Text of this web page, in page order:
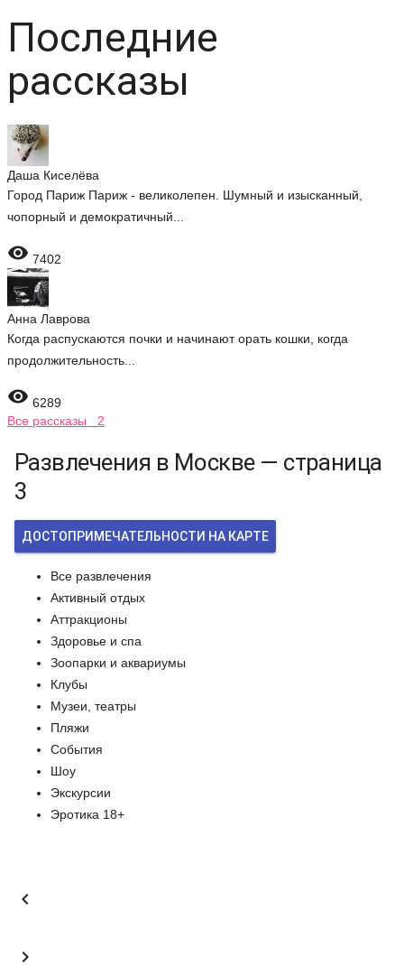
Последние
рассказы
Даша Киселёва
Город Париж Париж - великолепен. Шумный и изысканный,
чопорный и демократичный...
 7402
Анна Лаврова
Когда распускаются почки и начинают орать кошки, когда
продолжительность...
 6289
Все рассказы 2
Развлечения в Москве — страница
3
ДОСТОПРИМЕЧАТЕЛЬНОСТИ НА КАРТЕ
Все развлечения
Активный отдых
Аттракционы
Здоровье и спа
Зоопарки и аквариумы
Клубы
Музеи, театры
Пляжи
События
Шоу
Экскурсии
Эротика 18+

